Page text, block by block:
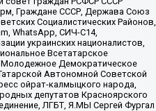
Граждане СССР, Держава Союз
Социалистических Районов,
WhatsApp, СИЧ-С14,
украинских националистов,
Всетатарское
Демократическое
Автономной Советской
ойрат-калмыцкого народа,
депутатов Красноярского
ЛГБТ, Я.МЫ Сергей Фургал